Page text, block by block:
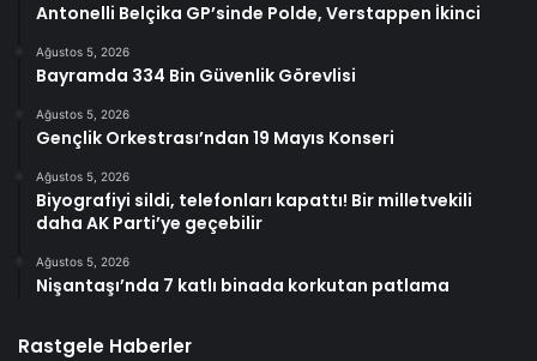
Antonelli Belçika GP’sinde Polde, Verstappen İkinci
Ağustos 5, 2026
Bayramda 334 Bin Güvenlik Görevlisi
Ağustos 5, 2026
Gençlik Orkestrası’ndan 19 Mayıs Konseri
Ağustos 5, 2026
Biyografiyi sildi, telefonları kapattı! Bir milletvekili
daha AK Parti’ye geçebilir
Ağustos 5, 2026
Nişantaşı’nda 7 katlı binada korkutan patlama
Rastgele Haberler